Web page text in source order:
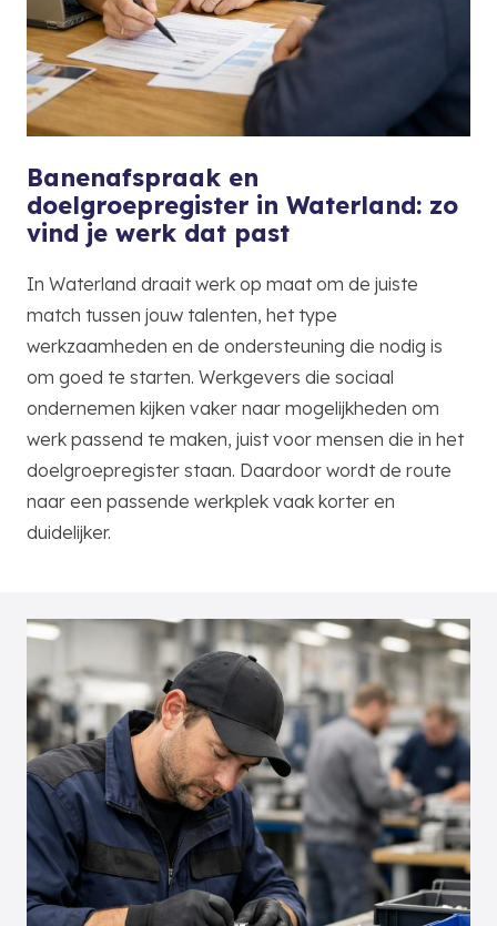
Banenafspraak en
doelgroepregister in Waterland: zo
vind je werk dat past
In Waterland draait werk op maat om de juiste
match tussen jouw talenten, het type
werkzaamheden en de ondersteuning die nodig is
om goed te starten. Werkgevers die sociaal
ondernemen kijken vaker naar mogelijkheden om
werk passend te maken, juist voor mensen die in het
doelgroepregister staan. Daardoor wordt de route
naar een passende werkplek vaak korter en
duidelijker.